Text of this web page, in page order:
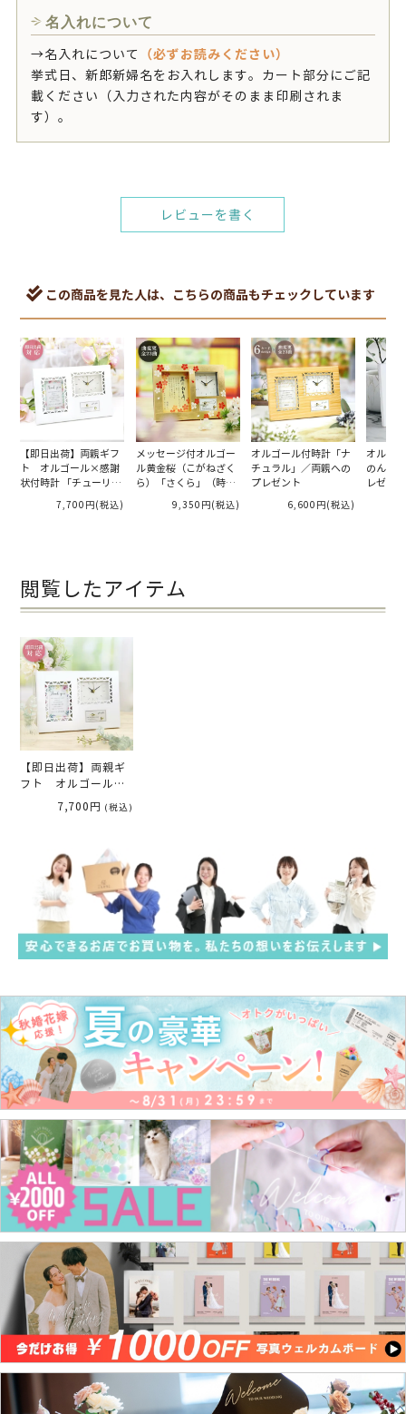
名入れについて
→名入れについて （必ずお読みください）
挙式日、新郎新婦名をお入れします。カート部分にご記
載ください（入力された内容がそのまま印刷されま
す）。
レビューを書く
この商品を見た人は、こちらの商品もチェックしています
【即日出荷】両親ギフ
ト オルゴール×感謝
状付時計 「チューリッ
7,700円(税込)
メッセージ付オルゴー
ル黄金桜（こがねざく
ら）「さくら」（時
計）／両親・祖父母へ
のプレゼント
9,350円(税込)
オルゴール付時計「ナ
チュラル」／両親への
プレゼント
6,600円(税込)
オルゴ
のん桜
レゼント
閲覧したアイテム
【即日出荷】両親ギ
フト オルゴール×
感謝状付時計 「ナチ
ュラルフラワー」
7,700円 (税込)